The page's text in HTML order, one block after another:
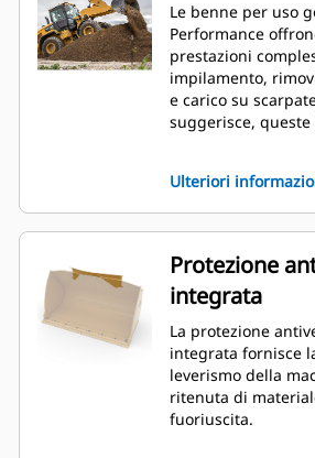
Le benne per uso
Performance
prestazioni
impilamento,
e carico su
suggerisce,
Sono progettate
abrasione e forze
Ideale per
trascinamento e
fattore di
serie Performance
115% della
Ulteriori
Protezione
integrata
La protezione
integrata fornisce
leverismo della
ritenuta di
fuoriuscita.